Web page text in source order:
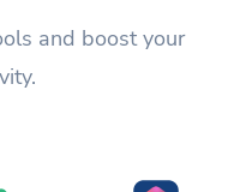
and boost your